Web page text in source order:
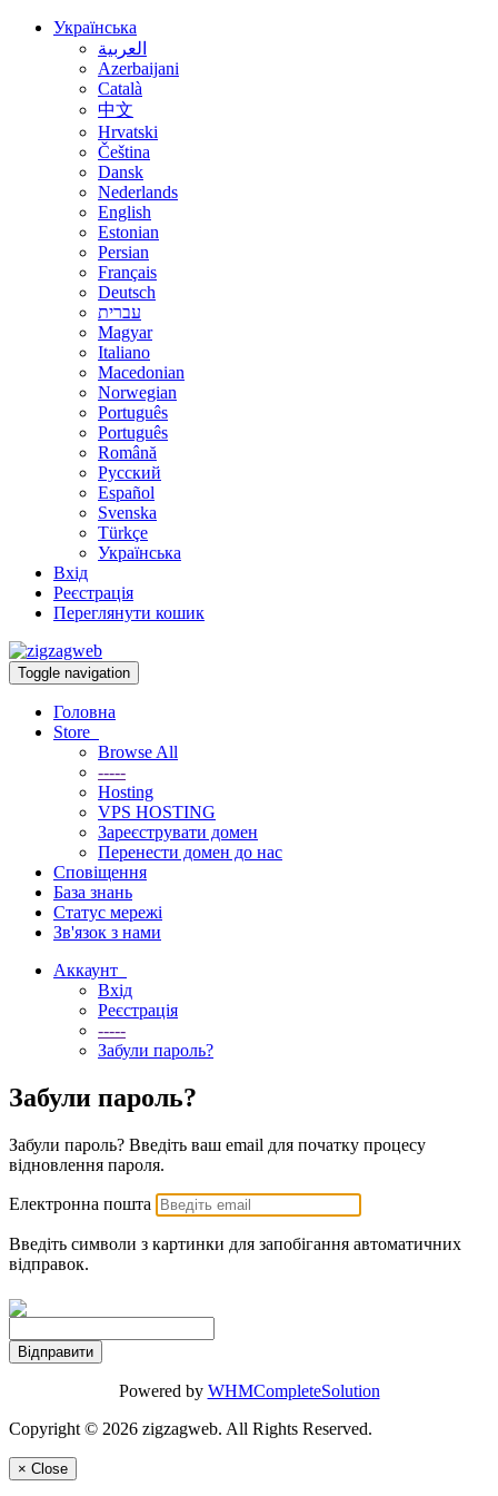
Українська
العربية
Azerbaijani
Català
中文
Hrvatski
Čeština
Dansk
Nederlands
English
Estonian
Persian
Français
Deutsch
עברית
Magyar
Italiano
Macedonian
Norwegian
Português
Português
Română
Русский
Español
Svenska
Türkçe
Українська
Вхід
Реєстрація
Переглянути кошик
Toggle navigation
Головна
Store
Browse All
-----
Hosting
VPS HOSTING
Зареєструвати домен
Перенести домен до нас
Сповіщення
База знань
Статус мережі
Зв'язок з нами
Аккаунт
Вхід
Реєстрація
-----
Забули пароль?
Забули пароль?
Забули пароль? Введіть ваш email для початку процесу
відновлення пароля.
Електронна пошта
Введіть символи з картинки для запобігання автоматичних
відправок.
Відправити
Powered by WHMCompleteSolution
Copyright © 2026 zigzagweb. All Rights Reserved.
× Close